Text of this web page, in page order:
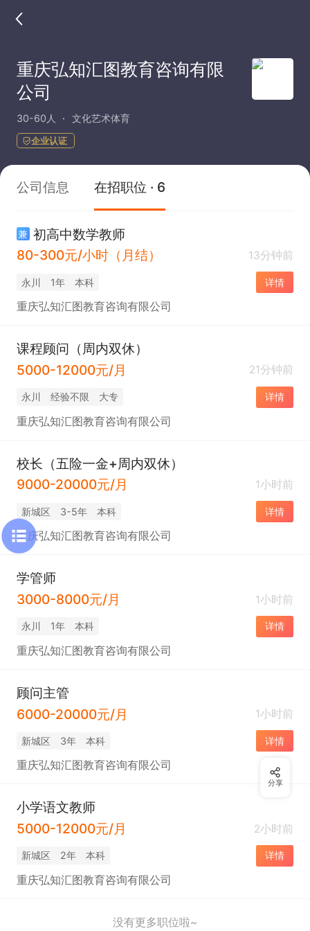
重庆弘知汇图教育咨询有限
公司
30-60人 文化艺术体育
企业认证
公司信息 在招职位 · 6
兼 初高中数学教师
80-300元/小时（月结）
13分钟前
永川 1年 本科 详情
重庆弘知汇图教育咨询有限公司
课程顾问（周内双休）
5000-12000元/月
21分钟前
永川 经验不限 大专 详情
重庆弘知汇图教育咨询有限公司
校长（五险一金+周内双休）
9000-20000元/月
1小时前
新城区 3-5年 本科 详情
重庆弘知汇图教育咨询有限公司
学管师
3000-8000元/月
1小时前
永川 1年 本科 详情
重庆弘知汇图教育咨询有限公司
顾问主管
6000-20000元/月
1小时前
新城区 3年 本科 详情
重庆弘知汇图教育咨询有限公司
小学语文教师
5000-12000元/月
2小时前
新城区 2年 本科 详情
重庆弘知汇图教育咨询有限公司
没有更多职位啦~
分享